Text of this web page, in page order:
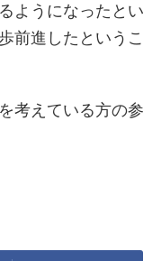
ようになったとい
前進したというこ
考えている方の参